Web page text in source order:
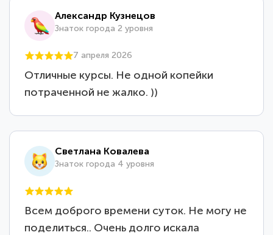
Александр Кузнецов
Знаток города 2 уровня
7 апреля 2026
Отличные курсы. Не одной копейки
потраченной не жалко. ))
Светлана Ковалева
Знаток города 4 уровня
Всем доброго времени суток. Не могу не
поделиться.. Очень долго искала